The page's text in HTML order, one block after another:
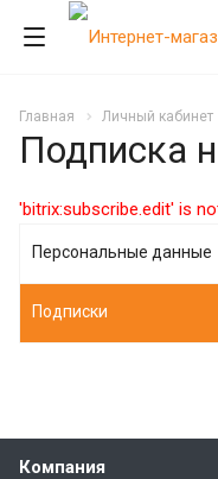
Главная Личный кабинет
Подписка
'bitrix:subscribe.edit' is
Персональные данные
Подписки
Компания